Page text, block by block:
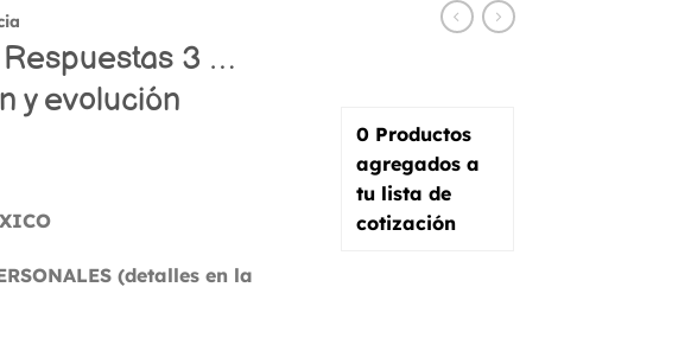
3 …
y evolución
(detalles en la
0 Productos
agregados a
tu lista de
cotización